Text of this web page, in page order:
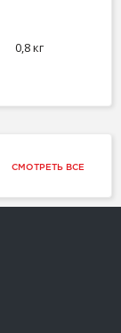
0,8 кг
СМОТРЕТЬ ВСЕ